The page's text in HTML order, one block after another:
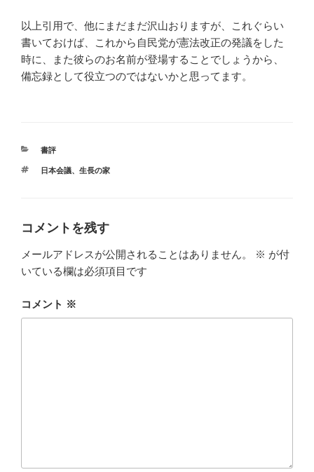
以上引用で、他にまだまだ沢山おりますが、これぐらい
書いておけば、これから自民党が憲法改正の発議をした
時に、また彼らのお名前が登場することでしょうから、
備忘録として役立つのではないかと思ってます。
カ
ゴ
書評
タ
日本会議、 生長の家
コメントを残す
メールアドレスが公開されることはありません。 ※ が付
いている欄は必須項目です
コメント ※